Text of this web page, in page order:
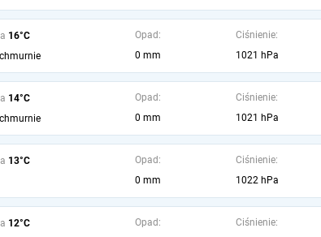
16°C
Opad:
0 mm
Ciśnienie:
1021 hPa
14°C
Opad:
0 mm
Ciśnienie:
1021 hPa
13°C
Opad:
0 mm
Ciśnienie:
1022 hPa
12°C
Opad:
Ciśnienie: